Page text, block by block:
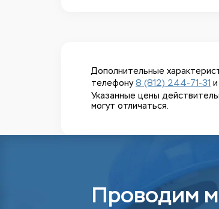
Дополнительные
телефону8 (812) 244-71-31
Указанные цены
могут отличаться.
Проводим